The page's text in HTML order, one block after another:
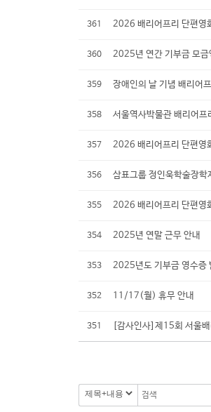
361 2026 배리어프리 단편영
360 2025년 연간 기부금 모금
359 장애인의 날 기념 배리어
358 서울역사박물관 배리어
357 2026 배리어프리 단편
356 삼표그룹 정인욱학술장
355 2026 배리어프리 단편
354 2025년 연말 근무 안내
353 2025년도 기부금 영수증
352 11/17(월) 휴무 안내
351 [감사인사]제15회 서울배